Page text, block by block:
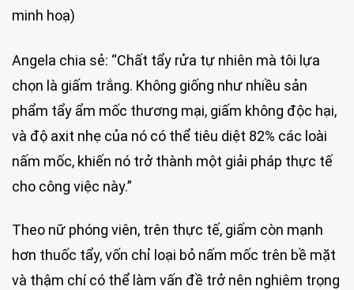
minh hoạ)
Angela chia sẻ: “Chất tẩy rửa tự nhiên mà tôi lựa
chọn là giấm trắng. Không giống như nhiều sản
phẩm tẩy ẩm mốc thương mại, giấm không độc hại,
và độ axit nhẹ của nó có thể tiêu diệt 82% các loài
nấm mốc, khiến nó trở thành một giải pháp thực tế
cho công việc này.”
Theo nữ phóng viên, trên thực tế, giấm còn mạnh
hơn thuốc tẩy, vốn chỉ loại bỏ nấm mốc trên bề mặt
và thậm chí có thể làm vấn đề trở nên nghiêm trọng